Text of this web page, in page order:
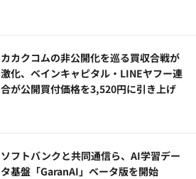
カカクコムの非公開化を巡る買収合戦が
激化、ベインキャピタル・LINEヤフー連
合が公開買付価格を3,520円に引き上げ
ソフトバンクと共同通信ら、AI学習デー
タ基盤「GaranAI」ベータ版を開始